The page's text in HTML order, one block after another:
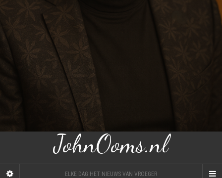
JohnOoms.nl
ELKE DAG HET NIEUWS VAN VROEGER